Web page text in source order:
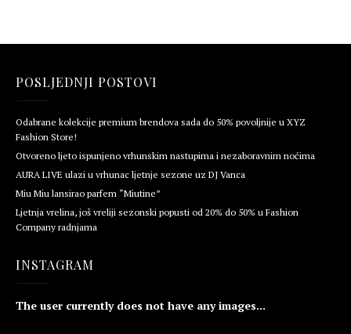
POSLJEDNJI POSTOVI
Odabrane kolekcije premium brendova sada do 50% povoljnije u XYZ
Fashion Store!
Otvoreno ljeto ispunjeno vrhunskim nastupima i nezaboravnim noćima
AURA LIVE ulazi u vrhunac ljetnje sezone uz DJ Vanca
Miu Miu lansirao parfem “Miutine”
Ljetnja vrelina, još vreliji sezonski popusti od 20% do 50% u Fashion
Company radnjama
INSTAGRAM
The user currently does not have any images...